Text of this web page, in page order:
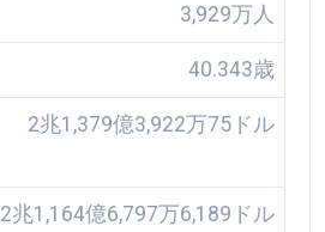
3,929万人
40.343歳
2兆1,379億3,922万75ドル
2兆1,164億6,797万6,189ドル